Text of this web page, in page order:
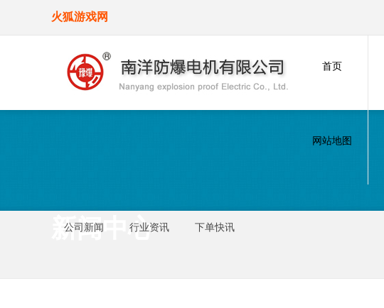
火狐游戏网
首页
网站地图
新闻中心
公司新闻 行业资讯 下单快讯